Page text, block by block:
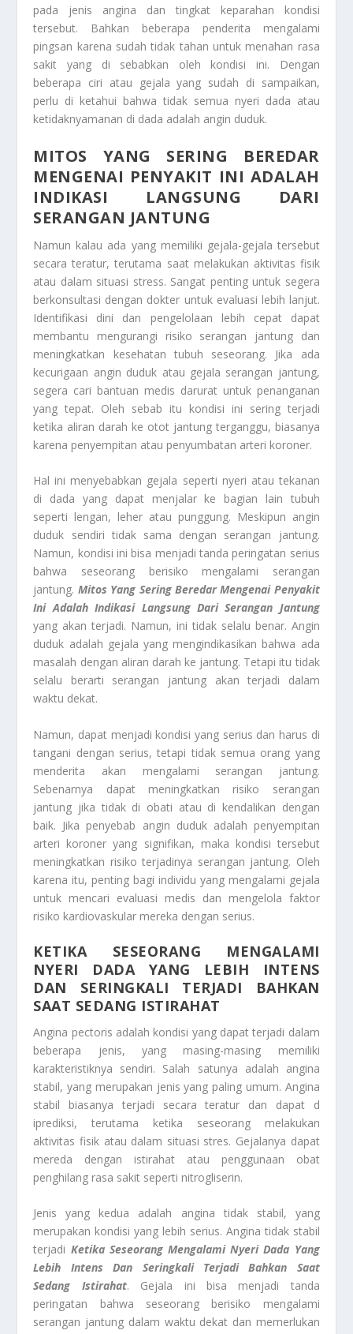
pada jenis angina dan tingkat keparahan kondisi
tersebut. Bahkan beberapa penderita mengalami
pingsan karena sudah tidak tahan untuk menahan rasa
sakit yang di sebabkan oleh kondisi ini. Dengan
beberapa ciri atau gejala yang sudah di sampaikan,
perlu di ketahui bahwa tidak semua nyeri dada atau
ketidaknyamanan di dada adalah angin duduk.
MITOS YANG SERING BEREDAR
MENGENAI PENYAKIT INI ADALAH
INDIKASI LANGSUNG DARI
SERANGAN JANTUNG
Namun kalau ada yang memiliki gejala-gejala tersebut
secara teratur, terutama saat melakukan aktivitas fisik
atau dalam situasi stress. Sangat penting untuk segera
berkonsultasi dengan dokter untuk evaluasi lebih lanjut.
Identifikasi dini dan pengelolaan lebih cepat dapat
membantu mengurangi risiko serangan jantung dan
meningkatkan kesehatan tubuh seseorang. Jika ada
kecurigaan angin duduk atau gejala serangan jantung,
segera cari bantuan medis darurat untuk penanganan
yang tepat. Oleh sebab itu kondisi ini sering terjadi
ketika aliran darah ke otot jantung terganggu, biasanya
karena penyempitan atau penyumbatan arteri koroner.
Hal ini menyebabkan gejala seperti nyeri atau tekanan
di dada yang dapat menjalar ke bagian lain tubuh
seperti lengan, leher atau punggung. Meskipun angin
duduk sendiri tidak sama dengan serangan jantung.
Namun, kondisi ini bisa menjadi tanda peringatan serius
bahwa seseorang berisiko mengalami serangan
jantung. Mitos Yang Sering Beredar Mengenai Penyakit
IniAdalah Indikasi Langsung Dari Serangan Jantung
yang akan terjadi. Namun, ini tidak selalu benar. Angin
duduk adalah gejala yang mengindikasikan bahwa ada
masalah dengan aliran darah ke jantung. Tetapi itu tidak
selalu berarti serangan jantung akan terjadi dalam
waktu dekat.
Namun, dapat menjadi kondisi yang serius dan harus di
tangani dengan serius, tetapi tidak semua orang yang
menderita akan mengalami serangan jantung.
Sebenarnya dapat meningkatkan risiko serangan
jantung jika tidak di obati atau di kendalikan dengan
baik. Jika penyebab angin duduk adalah penyempitan
arteri koroner yang signifikan, maka kondisi tersebut
meningkatkan risiko terjadinya serangan jantung. Oleh
karena itu, penting bagi individu yang mengalami gejala
untuk mencari evaluasi medis dan mengelola faktor
risiko kardiovaskular mereka dengan serius.
KETIKA SESEORANG MENGALAMI
NYERI DADA YANG LEBIH INTENS
DAN SERINGKALI TERJADI BAHKAN
SAAT SEDANG ISTIRAHAT
Angina pectoris adalah kondisi yang dapat terjadi dalam
beberapa jenis, yang masing-masing memiliki
karakteristiknya sendiri. Salah satunya adalah angina
stabil, yang merupakan jenis yang paling umum. Angina
stabil biasanya terjadi secara teratur dan dapat d
iprediksi, terutama ketika seseorang melakukan
aktivitas fisik atau dalam situasi stres. Gejalanya dapat
mereda dengan istirahat atau penggunaan obat
penghilang rasa sakit seperti nitrogliserin.
Jenis yang kedua adalah angina tidak stabil, yang
merupakan kondisi yang lebih serius. Angina tidak stabil
terjadi Ketika Seseorang Mengalami Nyeri Dada Yang
Lebih Intens Dan Seringkali Terjadi Bahkan Saat
Sedang Istirahat. Gejala ini bisa menjadi tanda
peringatan bahwa seseorang berisiko mengalami
serangan jantung dalam waktu dekat dan memerlukan